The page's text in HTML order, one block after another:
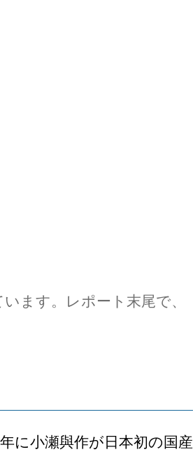
います。レポート末尾で、
に小瀬與作が日本初の国産